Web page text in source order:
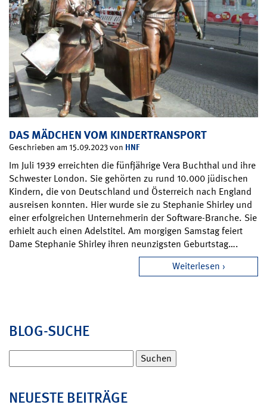
DAS MÄDCHEN VOM KINDERTRANSPORT
Geschrieben am 15.09.2023 von HNF
Im Juli 1939 erreichten die fünfjährige Vera Buchthal und ihre
Schwester London. Sie gehörten zu rund 10.000 jüdischen
Kindern, die von Deutschland und Österreich nach England
ausreisen konnten. Hier wurde sie zu Stephanie Shirley und
einer erfolgreichen Unternehmerin der Software-Branche. Sie
erhielt auch einen Adelstitel. Am morgigen Samstag feiert
Dame Stephanie Shirley ihren neunzigsten Geburtstag….
Weiterlesen
BLOG-SUCHE
nach:
NEUESTE BEITRÄGE